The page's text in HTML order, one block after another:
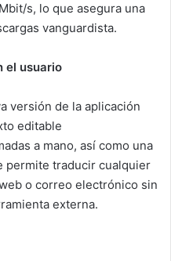
s, lo que asegura una
vanguardista.
el usuario
versión de la aplicación
editable
a mano, así como una
permite traducir cualquier
o correo electrónico sin
externa.